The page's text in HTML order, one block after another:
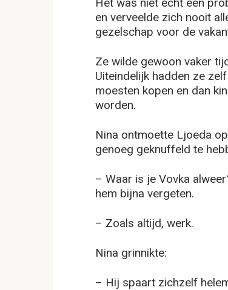
en verveelde zich nooit
gezelschap voor de
Ze wilde gewoon vaker
Uiteindelijk hadden ze
moesten kopen en dan
worden.
Nina ontmoette Ljoeda
genoeg geknuffeld te
– Waar is je Vovka
hem bijna vergeten.
– Zoals altijd, werk.
Nina grinnikte:
– Hij spaart zichzelf